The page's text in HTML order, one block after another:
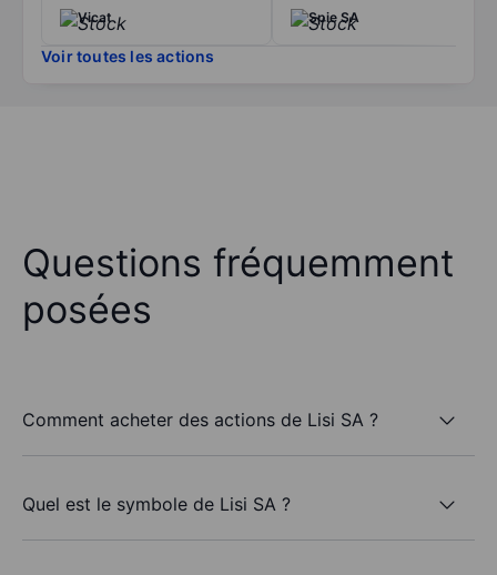
Vicat Spie SA
Voir toutes les actions
Questions fréquemment
posées
Comment acheter des actions de Lisi SA ?
Quel est le symbole de Lisi SA ?